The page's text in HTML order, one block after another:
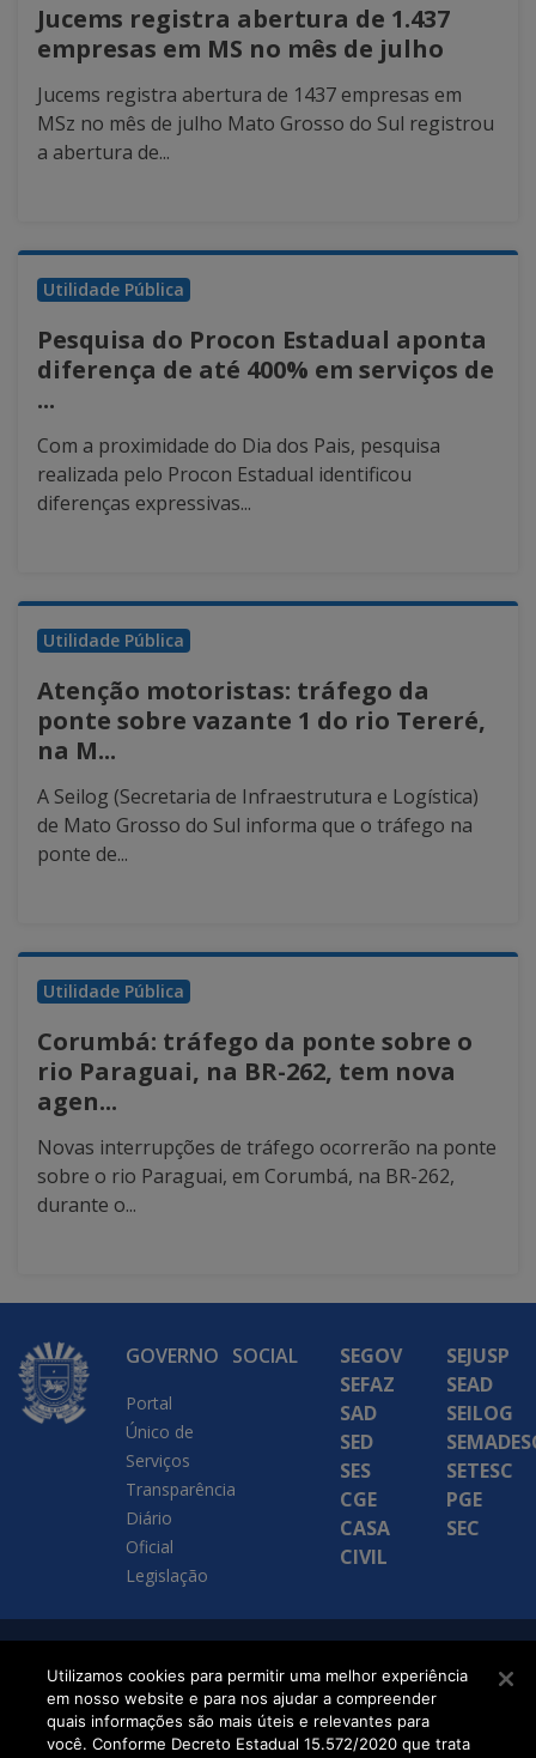
Jucems registra abertura de 1.437
empresas em MS no mês de julho
Jucems registra abertura de 1437 empresas em
MSz no mês de julho Mato Grosso do Sul registrou
a abertura de...
Utilidade Pública
Pesquisa do Procon Estadual aponta
diferença de até 400% em serviços de
...
Com a proximidade do Dia dos Pais, pesquisa
realizada pelo Procon Estadual identificou
diferenças expressivas...
Utilidade Pública
Atenção motoristas: tráfego da
ponte sobre vazante 1 do rio Tereré,
na M...
A Seilog (Secretaria de Infraestrutura e Logística)
de Mato Grosso do Sul informa que o tráfego na
ponte de...
Utilidade Pública
Corumbá: tráfego da ponte sobre o
rio Paraguai, na BR-262, tem nova
agen...
Novas interrupções de tráfego ocorrerão na ponte
sobre o rio Paraguai, em Corumbá, na BR-262,
durante o...
GOVERNO
Portal
Único de
Serviços
Transparência
Diário
Oficial
Legislação
SOCIAL
SEGOV
SEFAZ
SAD
SED
SES
CGE
CASA
CIVIL
SEJUSP
SEAD
SEILOG
SETESC
PGE
SEC
SETDIG | Secretaria-
Executiva de
Transformação Digital
Utilizamos cookies para permitir uma melhor experiência
em nosso website e para nos ajudar a compreender
quais informações são mais úteis e relevantes para
você. Conforme Decreto Estadual 15.572/2020 que trata